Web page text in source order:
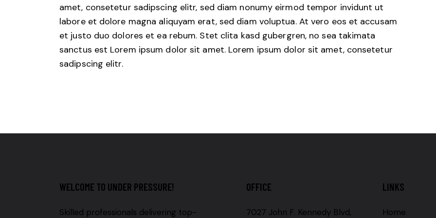
amet, consetetur sadipscing elitr, sed diam nonumy eirmod tempor invidunt ut
labore et dolore magna aliquyam erat, sed diam voluptua. At vero eos et accusam
et justo duo dolores et ea rebum. Stet clita kasd gubergren, no sea takimata
sanctus est Lorem ipsum dolor sit amet. Lorem ipsum dolor sit amet, consetetur
sadipscing elitr.
WELCOME TO UNDER PRESSURE!
Skilled professionals delivering top-
OFFICE
7027 John F. Kennedy Blvd,
LINKS
Home